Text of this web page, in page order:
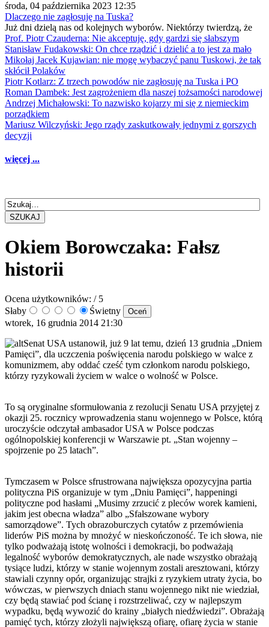
środa, 04 października 2023 12:35
Dlaczego nie zagłosuję na Tuska?
Już dni dzielą nas od kolejnych wyborów. Niektórzy twierdzą, że
Prof. Piotr Czauderna: Nie akceptuję, gdy gardzi się słabszym
Stanisław Fudakowski: On chce rządzić i dzielić a to jest za mało
Mikołaj Jacek Kujawian: nie mogę wybaczyć panu Tuskowi, że tak
skłócił Polaków
Piotr Kotlarz: Z trzech powodów nie zagłosuję na Tuska i PO
Roman Dambek: Jest zagrożeniem dla naszej tożsamości narodowej
Andrzej Michałowski: To nazwisko kojarzy mi się z niemieckim
porządkiem
Mariusz Wilczyński: Jego rządy zaskutkowały jednymi z gorszych
decyzji
więcej ...
SZUKAJ
Okiem Borowczaka: Fałsz
historii
Ocena użytkowników: / 5
Słaby
Świetny
wtorek, 16 grudnia 2014 21:30
Senat USA ustanowił, już 9 lat temu, dzień 13 grudnia „Dniem
Pamięci”, dla uczczenia poświęcenia narodu polskiego w walce z
komunizmem, aby oddać cześć tym członkom narodu polskiego,
którzy ryzykowali życiem w walce o wolność w Polsce.
To są oryginalne sformułowania z rezolucji Senatu USA przyjętej z
okazji 25. rocznicy wprowadzenia stanu wojennego w Polsce, którą
uroczyście odczytał ambasador USA w Polsce podczas
ogólnopolskiej konferencji w Warszawie pt. „Stan wojenny –
spojrzenie po 25 latach”.
Tymczasem w Polsce sfrustrowana największa opozycyjna partia
polityczna PiS organizuje w tym „Dniu Pamięci”, happeningi
polityczne pod hasłami „Musimy zrzucić z pleców worek kamieni,
jakim jest obecna władza” albo „Sfałszowane wybory
samorządowe”. Tych obrazoburczych cytatów z przemówienia
liderów PiS można by mnożyć w nieskończoność. Te ich słowa, nie
tylko podważają istotę wolności i demokracji, bo podważają
legalność wyborów demokratycznych, ale nade wszystko obrażają
tysiące ludzi, którzy w stanie wojennym zostali aresztowani, którzy
stawiali czynny opór, organizując strajki z ryzykiem utraty życia, bo
wówczas, w pierwszych dniach stanu wojennego nikt nie wiedział,
czy będą stawiać pod ścianę i rozstrzeliwać, czy w najlepszym
wypadku, będą wywozić do krainy „białych niedźwiedzi”. Obrażają
pamięć tych, którzy złożyli największą ofiarę, ofiarę życia w stanie